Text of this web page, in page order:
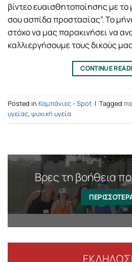
βίντεο ευαισθητοποίησης με
σου ασπίδα προστασίας”. Το
στόχο να μας παρακινήσει να
καλλιεργήσουμε τους δικούς
CONTINUE
Posted in Καμπάνιες - Spot | Tagged
υγείας, ψυχική υγεία
Βρες τη βοήθεια